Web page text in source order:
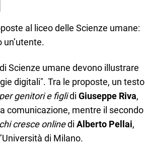
al liceo delle Scienze umane:
un’utente.
Scienze umane devono illustrare
digitali". Tra le proposte, un testo
genitori e figlidi Giuseppe Riva,
comunicazione, mentre il secondo
cresce onlinedi Alberto Pellai,
di Milano.